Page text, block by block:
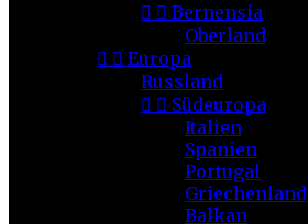
  Bernensia
Oberland
  Europa
Russland
  Südeuropa
Italien
Spanien
Portugal
Griechenland
Balkan